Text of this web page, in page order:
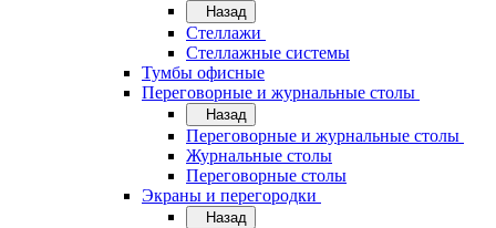
Назад
Стеллажи
Стеллажные системы
Тумбы офисные
Переговорные и журнальные столы
Назад
Переговорные и журнальные столы
Журнальные столы
Переговорные столы
Экраны и перегородки
Назад